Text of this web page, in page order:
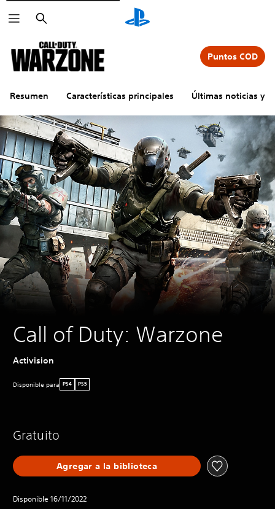
Buscar
Resumen Características principales Últimas noticias y
Puntos COD
Call of Duty: Warzone
Activision
Disponible para PS4 PS5
Gratuito
Agregar a la biblioteca
Disponible 16/11/2022